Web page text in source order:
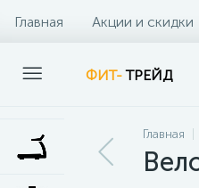
Главная Акции и скидки
Наши клиенты Контакты
ФИТ-ТРЕЙД
Главная